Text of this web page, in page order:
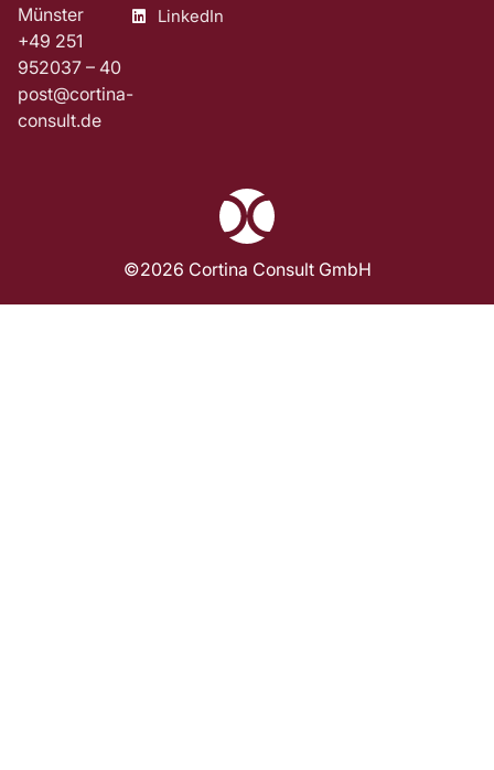
Münster
+49 251
952037 – 40
post@cortina-
consult.de
LinkedIn
©2026 Cortina Consult GmbH